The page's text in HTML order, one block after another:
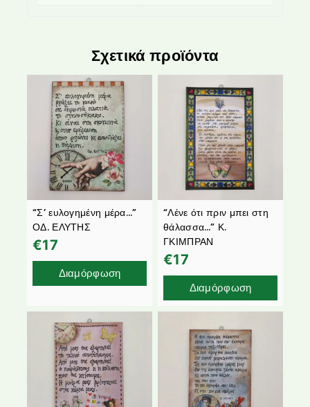
Σχετικά προϊόντα
“Σ’ ευλογημένη μέρα…”
ΟΔ. ΕΛΥΤΗΣ
€17
Διαμόρφωση
“Λένε ότι πριν μπει στη
θάλασσα…” Κ.
ΓΚΙΜΠΡΑΝ
€17
Διαμόρφωση